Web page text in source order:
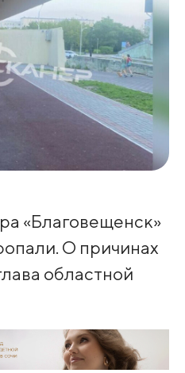
«Благовещенск»
О причинах
областной